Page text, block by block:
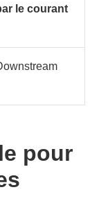
le courant
pour